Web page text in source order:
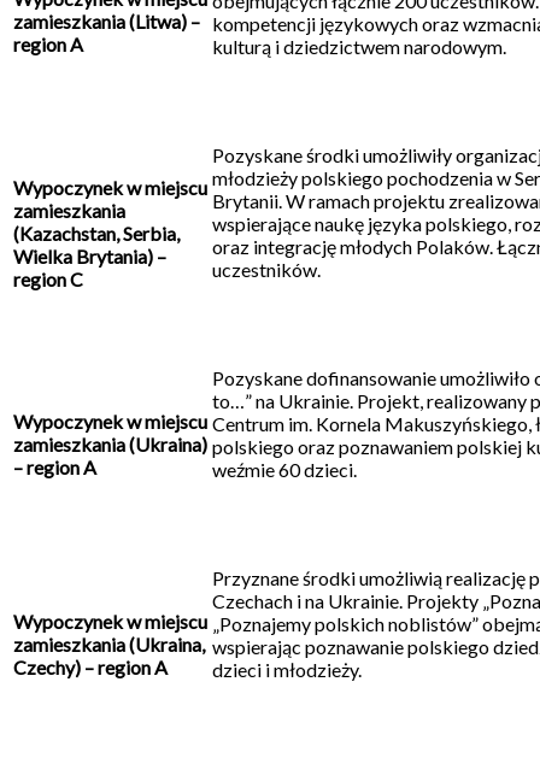
zamieszkania (Litwa) –
region A
kompetencji językowych oraz
kulturą i dziedzictwem narodowym.
Wypoczynek w miejscu
zamieszkania
(Kazachstan, Serbia,
Wielka Brytania) –
region C
Pozyskane środki umożliwiły
młodzieży polskiego pochodzenia w
Brytanii. W ramach projektu
wspierające naukę języka polskiego,
oraz integrację młodych Polaków.
uczestników.
Wypoczynek w miejscu
zamieszkania (Ukraina)
– region A
Pozyskane dofinansowanie
to…” na Ukrainie. Projekt, realizowany
Centrum im. Kornela Makuszyńskiego,
polskiego oraz poznawaniem polskiej
weźmie 60 dzieci.
Wypoczynek w miejscu
zamieszkania (Ukraina,
Czechy) – region A
Przyznane środki umożliwią realizację
Czechach i na Ukrainie. Projekty
„Poznajemy polskich noblistów”
wspierając poznawanie polskiego
dzieci i młodzieży.